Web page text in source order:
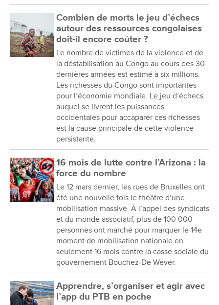
Combien de morts le jeu d’échecs
autour des ressources congolaises
doit-il encore coûter ?
Le nombre de victimes de la violence et de
la déstabilisation au Congo au cours des 30
dernières années est estimé à six millions.
Les richesses du Congo sont importantes
pour l’économie mondiale. Le jeu d’échecs
auquel se livrent les puissances
occidentales pour accaparer ces richesses
est la cause principale de cette violence
persistante.
16 mois de lutte contre l’Arizona : la
force du nombre
Le 12 mars dernier, les rues de Bruxelles ont
été une nouvelle fois le théâtre d’une
mobilisation massive. À l’appel des syndicats
et du monde associatif, plus de 100 000
personnes ont marché pour marquer le 14e
moment de mobilisation nationale en
seulement 16 mois contre la casse sociale du
gouvernement Bouchez-De Wever.
Apprendre, s’organiser et agir avec
l’app du PTB en poche